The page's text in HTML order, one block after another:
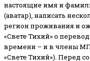
настоящие имя и
(аватар), написать
регион проживания и
«Свете Тихий» о
времени – и в члены
«Свете Тихий»). Перед